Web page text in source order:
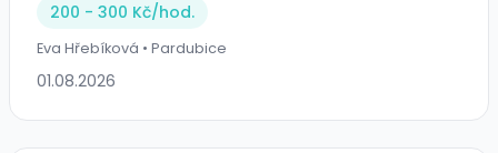
200 - 300 Kč/hod.
Eva Hřebíková • Pardubice
01.08.2026